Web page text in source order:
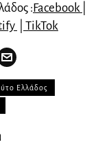
:Facebook
TikTok
Ελλάδος